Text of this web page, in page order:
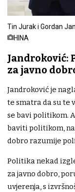
Tin Jurak i Gordan
HINA
Jandroković:
za javno
Jandroković je
te smatra da su te
se bavi politikom.
baviti politikom,
dobro razumije
Politika nekad
za javno dobro,
uvjerenja, s